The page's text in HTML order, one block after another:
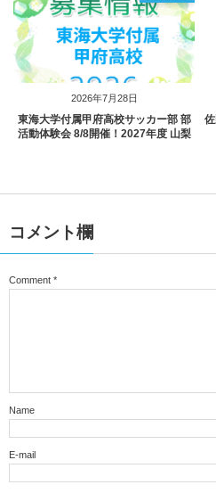
2026年7月28日
東海大学付属甲府高校サッカー部 部
活動体験会 8/8開催！2027年度 山梨
コメント欄
Comment *
Name
E-mail